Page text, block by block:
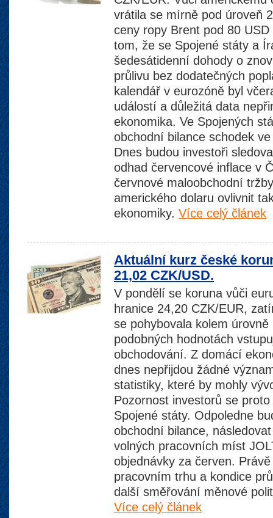
vrátila se mírně pod úroveň
ceny ropy Brent pod 80
tom, že se Spojené státy a
šedesátidenní dohody o
průlivu bez dodatečných
kalendář v eurozóně byl
událostí a důležitá data
ekonomika. Ve Spojených
obchodní bilance schodek
Dnes budou investoři
odhad červencové inflace v
červnové maloobchodní
amerického dolaru ovlivnit
ekonomiky. Více celý článek
Aktuální kurz české
21,02 CZK/USD.
V pondělí se koruna vůči
hranice 24,20 CZK/EUR,
se pohybovala kolem
podobných hodnotách
obchodování. Z domácí
dnes nepřijdou žádné
statistiky, které by mohly
Pozornost investorů se
Spojené státy. Odpoledne
obchodní bilance,
volných pracovních míst
objednávky za červen.
pracovním trhu a kondice
další směřování měnové
Více celý článek